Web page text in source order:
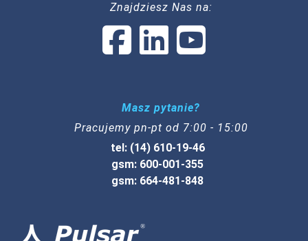
Znajdziesz Nas na:
Masz pytanie?
Pracujemy pn-pt od 7:00 - 15:00
tel: (14) 610-19-46
gsm: 600-001-355
gsm: 664-481-848